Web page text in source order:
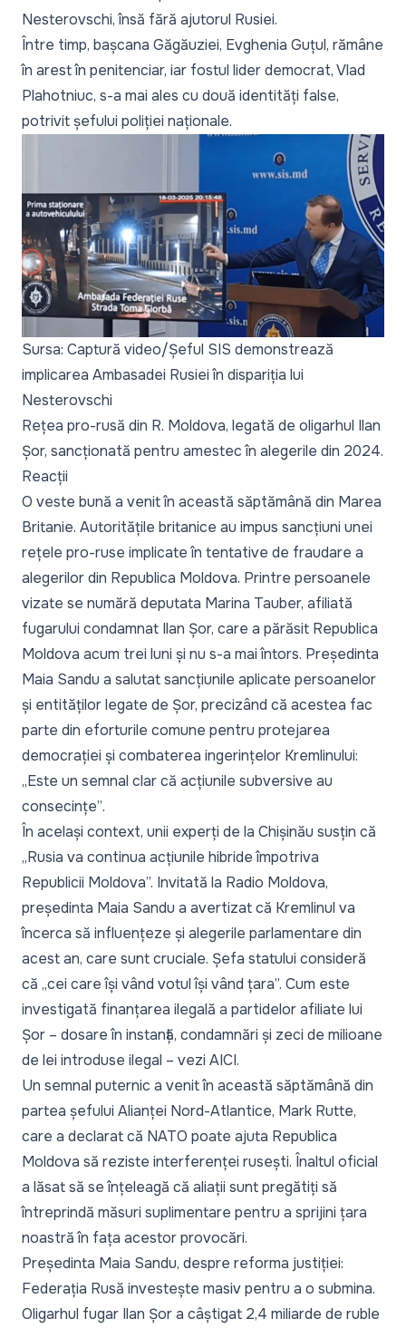
Nesterovschi, însă fără ajutorul Rusiei.
Între timp, bașcana Găgăuziei, Evghenia Guțul, rămâne
în arest în penitenciar, iar fostul lider democrat,Vlad
Plahotniuc, s-a mai ales cu două identități false,
potrivit șefului poliției naționale.
Sursa: Captură video/Șeful SIS demonstrează
implicarea Ambasadei Rusiei în dispariția lui
Nesterovschi
Rețea pro-rusă din R. Moldova, legată de oligarhul Ilan
Șor, sancționată pentru amestec în alegerile din 2024.
Reacții
O veste bună a venit în această săptămână din Marea
Britanie. Autoritățile britanice au impus sancțiuni unei
rețele pro-ruse implicate în tentative de fraudare a
alegerilor din Republica Moldova. Printre persoanele
vizate se numără deputata Marina Tauber, afiliată
fugarului condamnat Ilan Șor, care a părăsit Republica
Moldova acum trei luni și nu s-a mai întors. Președinta
Maia Sandu a salutat sancțiunile aplicate persoanelor
și entităților legate de Șor, precizând că acestea fac
parte din eforturile comune pentru protejarea
democrației și combaterea ingerințelor Kremlinului:
„Este un semnal clar că acțiunile subversive au
consecințe”.
În același context, unii experți de la Chișinău susțin că
„Rusia va continua acțiunile hibride împotriva
Republicii Moldova”. Invitată la Radio Moldova,
președinta Maia Sandu a avertizat că Kremlinul va
încerca să influențeze și alegerile parlamentare din
acest an, care sunt cruciale. Șefa statului consideră
că „cei care își vând votul își vând țara”. Cum este
investigată finanțarea ilegală a partidelor afiliate lui
Șor – dosare în instanță, condamnări și zeci de milioane
de lei introduse ilegal – vezi AICI.
Un semnal puternic a venit în această săptămână din
partea șefului Alianței Nord-Atlantice, Mark Rutte,
care a declarat că NATO poate ajuta Republica
Moldova să reziste interferenței rusești. Înaltul oficial
a lăsat să se înțeleagă că aliații sunt pregătiți să
întreprindă măsuri suplimentare pentru a sprijini țara
noastră în fața acestor provocări.
Președinta Maia Sandu, despre reforma justiției:
Federația Rusă investește masiv pentru a o submina.
Oligarhul fugar Ilan Șor a câștigat 2,4 miliarde de ruble